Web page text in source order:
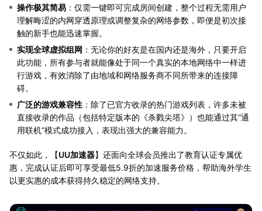
操作极其简易 ：仅需一键即可完成房间创建，整个过程无需用户
理解晦涩的内网穿透原理或调整复杂的网络参数，即便是初次接
触的新手也能迅速掌握。
实现全球虚拟组网 ：无论你的好友是在国内还是海外，只要开启
此功能，所有参与者就能像处于同一个真实的本地网络中一样进
行游戏，有效消除了由地域和网络服务商不同所带来的连接障
碍。
广泛的游戏兼容性 ：除了已官方收录的热门游戏列表，许多未被
直接收录的作品（包括特定版本的《杀戮尖塔》）也能通过其“通
用联机”模式成功接入，表现出强大的兼容能力。
不仅如此，【UU加速器】还面向全球会员推出了教育认证专属优
惠，完成认证后即可享受最低5.9折的加速服务价格，帮助海外学生
以更实惠的成本获得持久稳定的网络支持。